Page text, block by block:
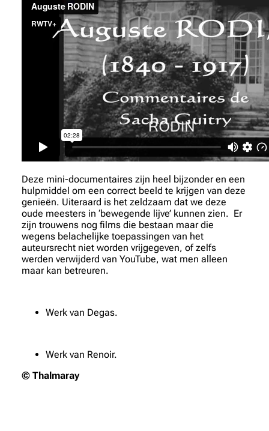
Deze mini-documentaires zijn heel bijzonder en een
hulpmiddel om een correct beeld te krijgen van deze
genieën. Uiteraard is het zeldzaam dat we deze
oude meesters in ‘bewegende lijve’ kunnen zien. Er
zijn trouwens nog films die bestaan maar die
wegens belachelijke toepassingen van het
auteursrecht niet worden vrijgegeven, of zelfs
werden verwijderd van YouTube, wat men alleen
maar kan betreuren.
Werk van Degas.
Werk van Renoir.
© Thalmaray